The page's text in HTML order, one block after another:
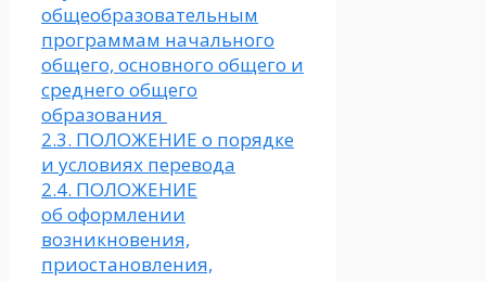
общеобразовательным
программам начального
общего, основного общего и
среднего общего
образования
2.3. ПОЛОЖЕНИЕ о порядке
и условиях перевода
2.4. ПОЛОЖЕНИЕ
об оформлении
возникновения,
приостановления,